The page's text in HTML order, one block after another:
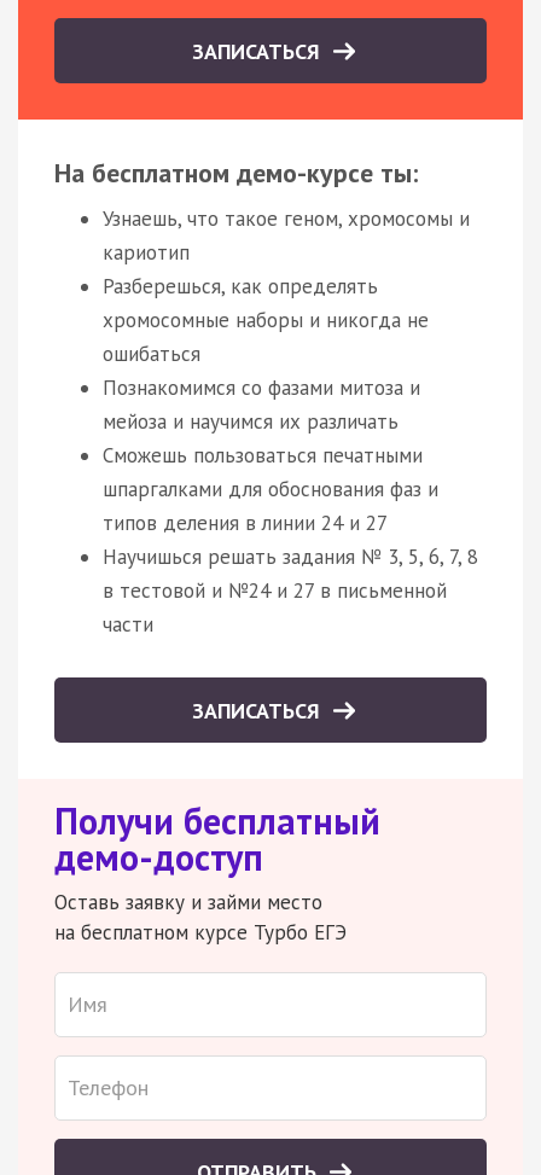
ЗАПИСАТЬСЯ
На бесплатном демо-курсе ты:
Узнаешь, что такое геном, хромосомы и
кариотип
Разберешься, как определять
хромосомные наборы и никогда не
ошибаться
Познакомимся со фазами митоза и
мейоза и научимся их различать
Сможешь пользоваться печатными
шпаргалками для обоснования фаз и
типов деления в линии 24 и 27
Научишься решать задания № 3, 5, 6, 7, 8
в тестовой и №24 и 27 в письменной
части
ЗАПИСАТЬСЯ
Получи бесплатный
демо-доступ
Оставь заявку и займи место
на бесплатном курсе Турбо ЕГЭ